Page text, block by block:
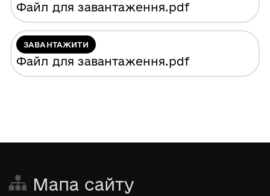
Файл для завантаження.pdf
ЗАВАНТАЖИТИ
Файл для завантаження.pdf
Мапа сайту